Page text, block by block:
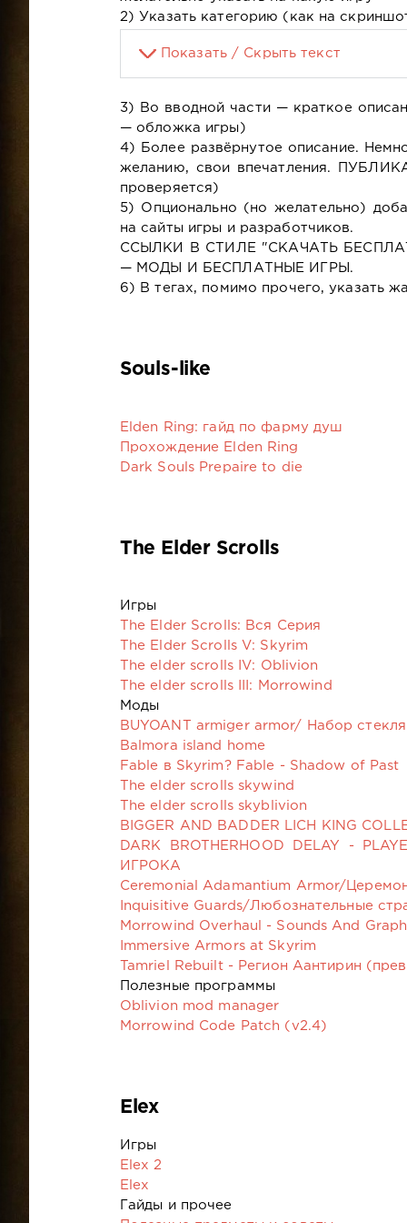
2) Указать категорию (как на
Показать / Скрыть текст
3) Во вводной части — краткое
— обложка игры)
4) Более развёрнутое описание.
желанию, свои впечатления.
проверяется)
5) Опционально (но желательно)
на сайты игры и разработчиков.
ССЫЛКИ В СТИЛЕ "СКАЧАТЬ
— МОДЫ И БЕСПЛАТНЫЕ ИГРЫ.
6) В тегах, помимо прочего, указать
Souls-like
Elden Ring: гайд по фарму душ
Прохождение Elden Ring
Dark Souls Prepaire to die
The Elder Scrolls
Игры
The Elder Scrolls: Вся Серия
The Elder Scrolls V: Skyrim
The elder scrolls IV: Oblivion
The elder scrolls III: Morrowind
Моды
BUYOANT armiger armor/ Набор
Balmora island home
Fable в Skyrim? Fable - Shadow of Past
The elder scrolls skywind
The elder scrolls skyblivion
BIGGER AND BADDER LICH KING
DARK BROTHERHOOD DELAY -
ИГРОКА
Ceremonial Adamantium Armor/
Inquisitive Guards/Любознательные
Morrowind Overhaul - Sounds And
Immersive Armors at Skyrim
Tamriel Rebuilt - Регион Аантирин
Полезные программы
Oblivion mod manager
Morrowind Code Patch (v2.4)
Elex
Игры
Elex 2
Elex
Гайды и прочее